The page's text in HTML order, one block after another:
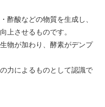
酢酸などの物質を生成し、
上させるものです。
物が加わり、酵素がデンプ
力によるものとして認識で